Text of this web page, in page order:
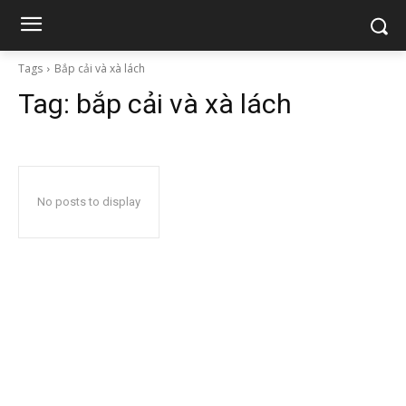
Tags Bắp cải và xà lách
Tag: bắp cải và xà lách
No posts to display